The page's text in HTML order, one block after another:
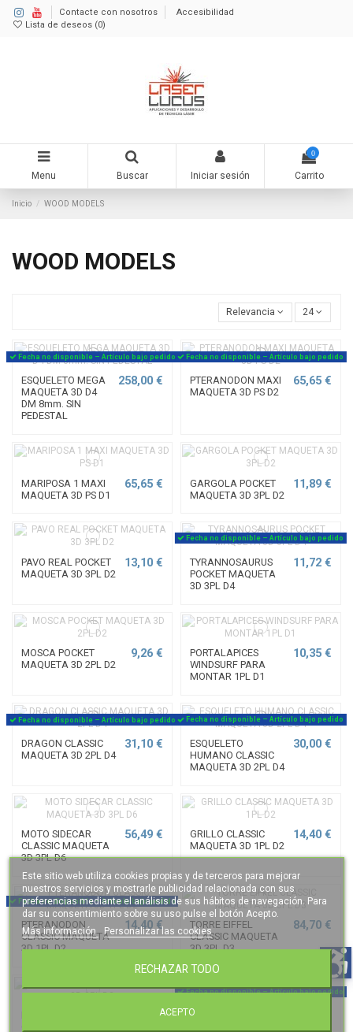
Contacte con nosotros
Accesibilidad
Lista de deseos (0)
Menu Buscar Iniciar sesión
0
Carrito
Inicio WOOD MODELS
WOOD MODELS
Relevancia 24
Fecha no disponible – Artículo bajo pedido
ESQUELETO MEGA
MAQUETA 3D D4
DM 8mm. SIN
PEDESTAL
258,00 €
Fecha no disponible – Artículo bajo pedido
PTERANODON MAXI
MAQUETA 3D PS D2
65,65 €
MARIPOSA 1 MAXI
MAQUETA 3D PS D1
65,65 €
GARGOLA POCKET
MAQUETA 3D 3PL D2
11,89 €
PAVO REAL POCKET
MAQUETA 3D 3PL D2
13,10 €
Fecha no disponible – Artículo bajo pedido
TYRANNOSAURUS
POCKET MAQUETA
3D 3PL D4
11,72 €
MOSCA POCKET
MAQUETA 3D 2PL D2
9,26 €
PORTALAPICES
WINDSURF PARA
MONTAR 1PL D1
10,35 €
Fecha no disponible – Artículo bajo pedido
DRAGON CLASSIC
MAQUETA 3D 2PL D4
31,10 €
Fecha no disponible – Artículo bajo pedido
ESQUELETO
HUMANO CLASSIC
MAQUETA 3D 2PL D4
30,00 €
MOTO SIDECAR
CLASSIC MAQUETA
3D 3PL D6
56,49 €
GRILLO CLASSIC
MAQUETA 3D 1PL D2
14,40 €
Fecha no disponible – Artículo bajo pedido
PTERANODON
CLASSIC MAQUETA
3D 1PL D2
14,40 €
TORRE EIFFEL
CLASSIC MAQUETA
3D 3PL D3
84,70 €
18,51 €
Fecha no disponible – Artículo bajo pedido
PEDESTAL
Este sitio web utiliza cookies propias y de terceros para mejorar
nuestros servicios y mostrarle publicidad relacionada con sus
preferencias mediante el análisis de sus hábitos de navegación. Para
dar su consentimiento sobre su uso pulse el botón Acepto.
Más información
Personalizar las cookies
RECHAZAR TODO
ACEPTO